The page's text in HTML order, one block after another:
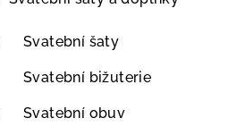
Svatební šaty
Svatební bižuterie
Svatební obuv